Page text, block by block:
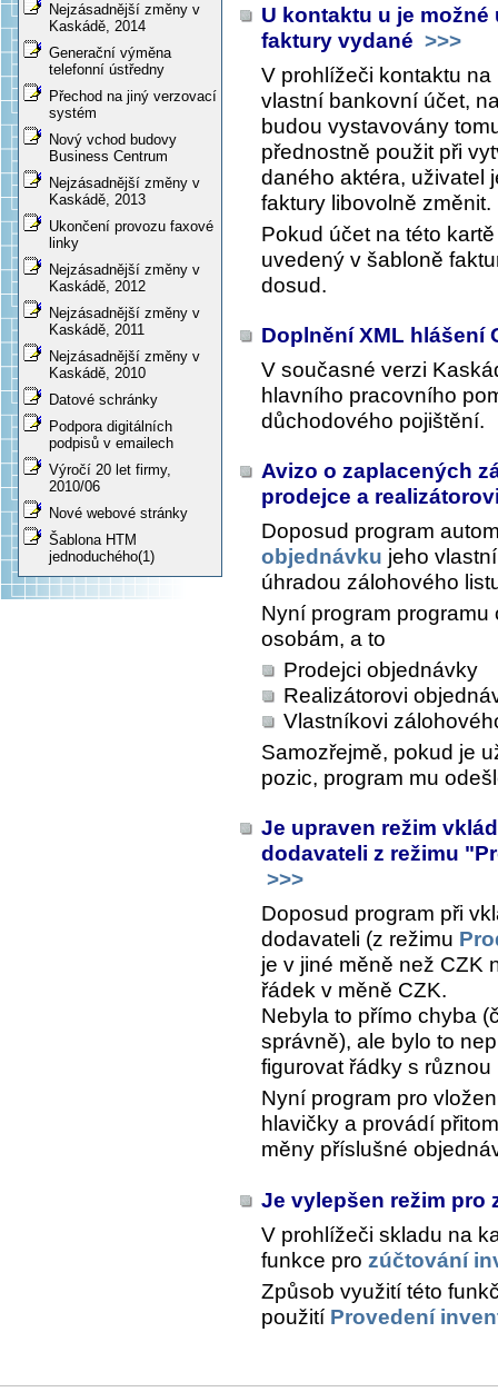
Nejzásadnější změny v
Kaskádě, 2014
Generační výměna
telefonní ústředny
Přechod na jiný verzovací
systém
Nový vchod budovy
Business Centrum
Nejzásadnější změny v
Kaskádě, 2013
Ukončení provozu faxové
linky
Nejzásadnější změny v
Kaskádě, 2012
Nejzásadnější změny v
Kaskádě, 2011
Nejzásadnější změny v
Kaskádě, 2010
Datové schránky
Podpora digitálních
podpisů v emailech
Výročí 20 let firmy,
2010/06
Nové webové stránky
Šablona HTM
jednoduchého(1)
U kontaktu u je
faktury vydané >>>
V prohlížeči kontaktu
vlastní bankovní účet,
budou vystavovány
přednostně použit při
daného aktéra, uživatel
faktury libovolně změnit.
Pokud účet na této
uvedený v šabloně
dosud.
Doplnění XML hlášení
V současné verzi
hlavního pracovního
důchodového pojištění.
Avizo o zaplacených
prodejce a
Doposud program
objednávku jeho
úhradou zálohového
Nyní program
osobám, a to
Prodejci objednávky
Realizátorovi
Vlastníkovi
Samozřejmě, pokud je
pozic, program mu
Je upraven režim
dodavateli z režimu
>>>
Doposud program při
dodavateli (z režimu
je v jiné měně než CZK
řádek v měně CZK.
Nebyla to přímo chyba
správně), ale bylo to
figurovat řádky s různou
Nyní program pro
hlavičky a provádí
měny příslušné
Je vylepšen režim
V prohlížeči skladu na
funkce pro zúčtování
Způsob využití této
použití Provedení